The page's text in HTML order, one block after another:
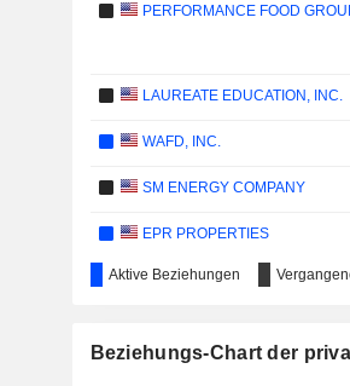
PERFORMANCE FOOD
LAUREATE EDUCATION, INC.
WAFD, INC.
SM ENERGY COMPANY
EPR PROPERTIES
HEINEKEN N.V.
Aktive Beziehungen
Beziehungs-Chart der